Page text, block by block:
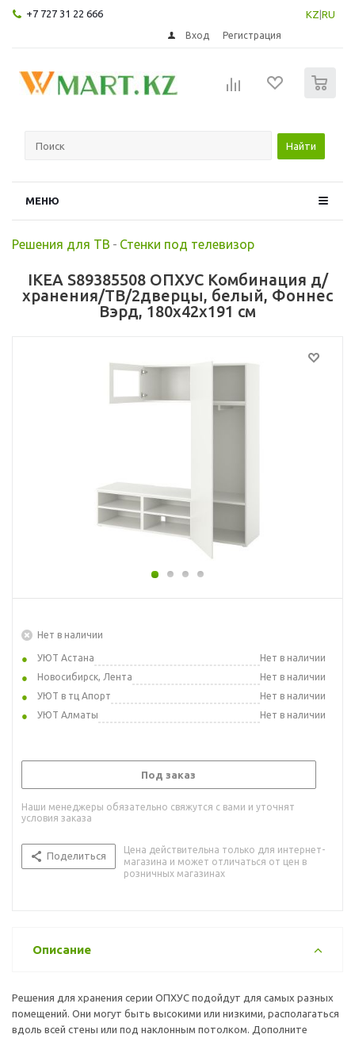
+7 727 31 22 666 KZ RU
Вход Регистрация
Найти
МЕНЮ
Решения для ТВ - Стенки под телевизор
IKEA S89385508 ОПХУС Комбинация д/
хранения/ТВ/2дверцы, белый, Фоннес
Вэрд, 180x42x191 см
Нет в наличии
УЮТ Астана
Нет в наличии
Новосибирск, Лента
Нет в наличии
УЮТ в тц Апорт
Нет в наличии
УЮТ Алматы
Нет в наличии
Под заказ
Наши менеджеры обязательно свяжутся с вами и уточнят
условия заказа
Поделиться
Цена действительна только для интернет-
магазина и может отличаться от цен в
розничных магазинах
Описание
Решения для хранения серии ОПХУС подойдут для самых разных
помещений. Они могут быть высокими или низкими, располагаться
вдоль всей стены или под наклонным потолком. Дополните